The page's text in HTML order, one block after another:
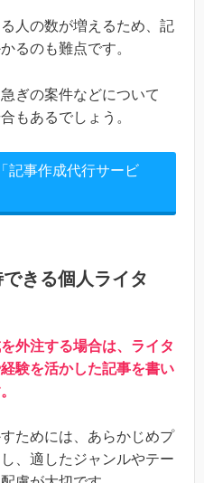
人の数が増えるため、記
るのも難点です。
ぎの案件などについて
もあるでしょう。
記事作成代行サービ
きる個人ライタ
外注する場合は、ライタ
験を活かした記事を書い
ためには、あらかじめプ
、適したジャンルやテー